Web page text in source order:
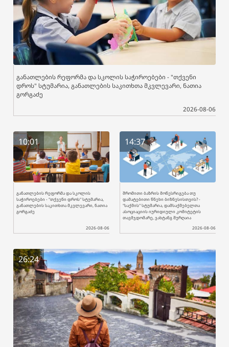
განათლების რეფორმა და სკოლის საჭიროებები - "თქვენი
დროს" სტუმარია, განათლების საკითხთა მკვლევარი, ნათია
გორგაძე
2026-08-06
10:01
განათლების რეფორმა და სკოლის
საჭიროებები - "თქვენი დროს" სტუმარია,
განათლების საკითხთა მკვლევარი, ნათია
გორგაძე
2026-08-06
14:37
შრომითი ბაზრის მოწესრიგება თუ
დამატებითი წნეხი ბიზნესისთვის? -
"საქმის" სტუმარია, დამსაქმებელთა
ასოციაციის იურიდიული კომიტეტის
თავმჯდომარე, ვახტანგ შურღაია
2026-08-06
26:24